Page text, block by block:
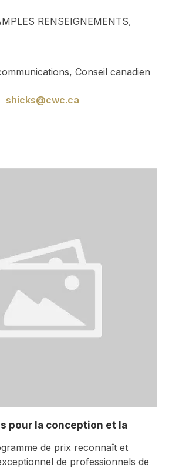
RENSEIGNEMENTS,
Conseil canadien
shicks@cwc.ca
pour la conception et la
de prix reconnaît et
de professionnels de